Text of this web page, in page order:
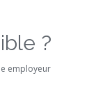
?
employeur